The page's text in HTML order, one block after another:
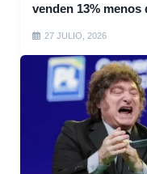
venden 13% menos
27 JULIO, 2026